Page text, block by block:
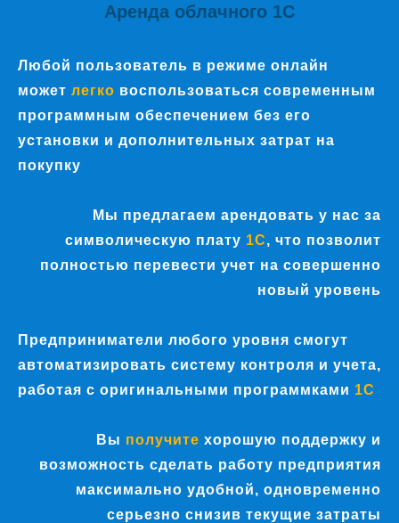
Аренда облачного 1С
Любой пользователь в режиме онлайн
может легко воспользоваться современным
программным обеспечением без его
установки и дополнительных затрат на
покупку
Мы предлагаем арендовать у нас за
символическую плату 1C, что позволит
полностью перевести учет на совершенно
новый уровень
Предприниматели любого уровня смогут
автоматизировать систему контроля и учета,
работая с оригинальными программками 1C
Вы получите хорошую поддержку и
возможность сделать работу предприятия
максимально удобной, одновременно
серьезно снизив текущие затраты